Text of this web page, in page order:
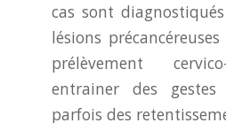
cas sont
lésions
prélèvement
entrainer des gestes
parfois des